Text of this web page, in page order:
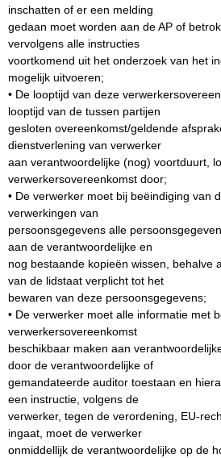
inschatten of er een melding
gedaan moet worden aan de AP of
vervolgens alle instructies
voortkomend uit het onderzoek van het
mogelijk uitvoeren;
• De looptijd van deze
looptijd van de tussen partijen
gesloten overeenkomst/geldende
dienstverlening van verwerker
aan verantwoordelijke (nog) voortduurt,
verwerkersovereenkomst door;
• De verwerker moet bij beëindiging van
verwerkingen van
persoonsgegevens alle
aan de verantwoordelijke en
nog bestaande kopieën wissen, behalve
van de lidstaat verplicht tot het
bewaren van deze persoonsgegevens;
• De verwerker moet alle informatie met
verwerkersovereenkomst
beschikbaar maken aan
door de verantwoordelijke of
gemandateerde auditor toestaan en
een instructie, volgens de
verwerker, tegen de verordening, EU-
ingaat, moet de verwerker
onmiddellijk de verantwoordelijke op de